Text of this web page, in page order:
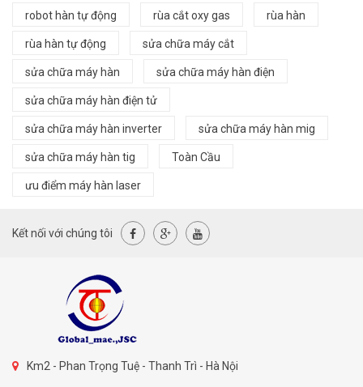
robot hàn tự động rùa cắt oxy gas rùa hàn
rùa hàn tự động sửa chữa máy cắt
sửa chữa máy hàn sửa chữa máy hàn điện
sửa chữa máy hàn điện tử
sửa chữa máy hàn inverter sửa chữa máy hàn mig
sửa chữa máy hàn tig Toàn Cầu
ưu điểm máy hàn laser
Kết nối với chúng tôi
Km2 - Phan Trọng Tuệ - Thanh Trì - Hà Nội